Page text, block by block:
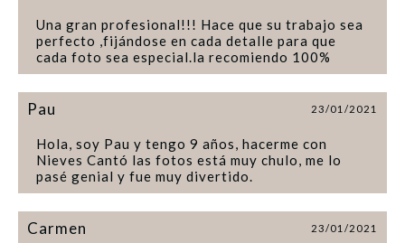
Una gran profesional!!! Hace que su trabajo sea
perfecto ,fijándose en cada detalle para que
cada foto sea especial.la recomiendo 100%
Pau 23/01/2021
Hola, soy Pau y tengo 9 años, hacerme con
Nieves Cantó las fotos está muy chulo, me lo
pasé genial y fue muy divertido.
Carmen 23/01/2021